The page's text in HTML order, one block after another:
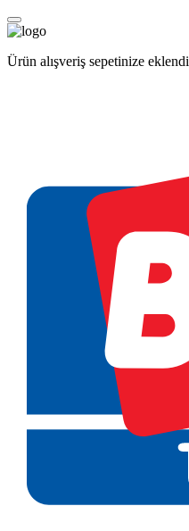
Ürün alışveriş sepetinize eklendi